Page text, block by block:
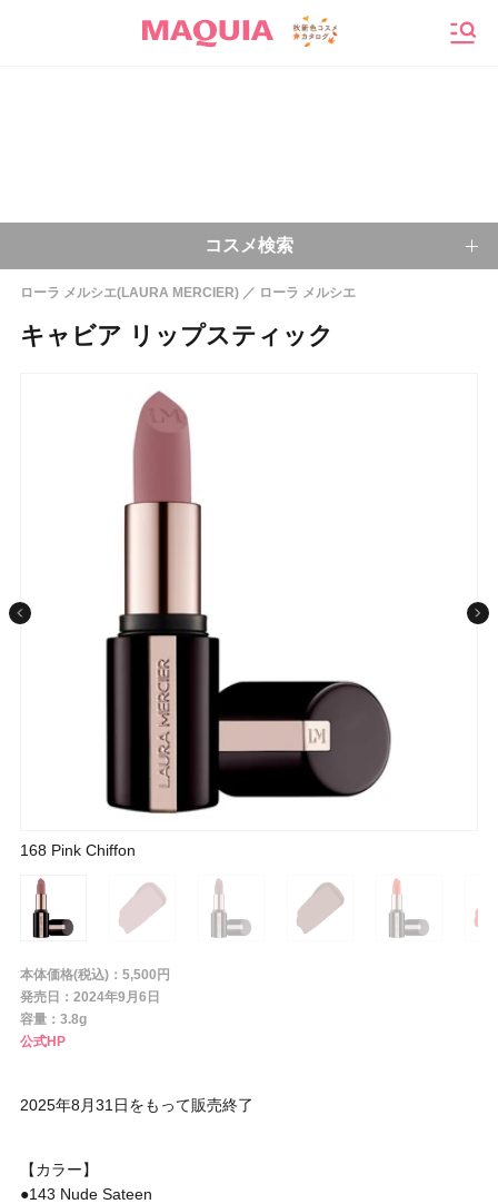
コスメ検索
今注目のキーワード： 乾燥肌
プチプラコスメ
アイテム
目的・用途
発売日
ローラ メルシエ(LAURA MERCIER) ローラ メルシエ
キャビア リップスティック
143 Nude Sateen
143 Nude Sateen
168 Pink Chiffon
168 Pink Chiffon
198 Brown Suede
198 Brown Suede
500 Flame Challis
500 Flame Challis
520 Scarlet Velvet
520 Scarlet Velvet
610 Blush Chenille
610 Blush Chenille
668 Rose Crepe
668 Rose Crepe
680 Rosewood Silk
680 Rosewood Silk
750 Mauve Charmeuse
750 Mauve Charmeuse
777 Plum Plisse
777 Plum Plisse
820 Peach Cashmere
820 Peach Cashmere
888 Coral Velour
888 Coral Velour
136 CHANTILLY LACE
136 CHANTILLY LACE
510 MULBERRY MOIRE
510 MULBERRY MOIRE
620 PINK TULLE
620 PINK TULLE
本体価格(税込)：5,500円
発売日：2024年9月6日
容量：3.8g
公式HP
2025年8月31日をもって販売終了
【カラー】
●143 Nude Sateen